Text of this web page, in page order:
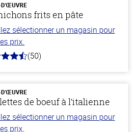
D'ŒUVRE
frits en pâte
sélectionner un magasin pour
prix.
(50)
D'ŒUVRE
de boeuf à l’italienne
sélectionner un magasin pour
prix.